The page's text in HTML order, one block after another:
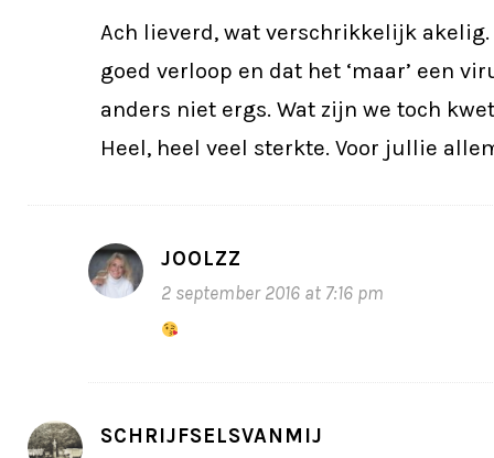
Ach lieverd, wat verschrikkelijk
goed verloop en dat het ‘maar’ een
anders niet ergs. Wat zijn we toch
Heel, heel veel sterkte. Voor jullie
JOOLZZ
2 september 2016 at 7:16 pm
SCHRIJFSELSVANMIJ